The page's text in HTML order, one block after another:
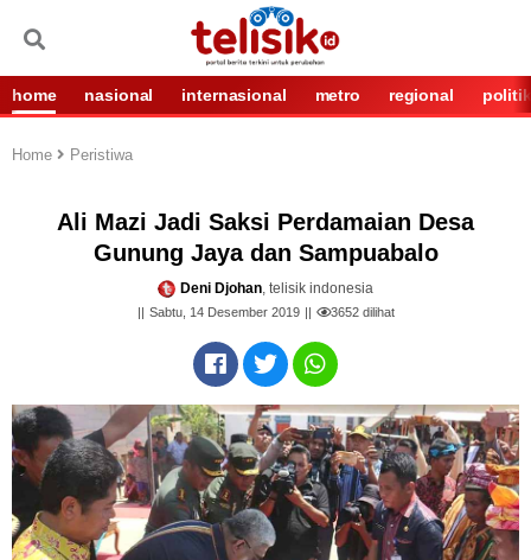
home nasional internasional metro regional politik
Home Peristiwa
Ali Mazi Jadi Saksi Perdamaian Desa
Gunung Jaya dan Sampuabalo
Deni Djohan, telisik indonesia
Sabtu, 14 Desember 2019 3652dilihat